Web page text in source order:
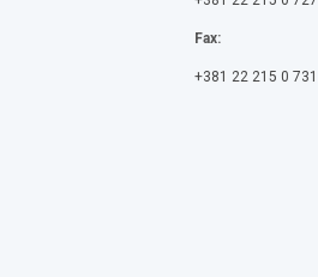
Fax:
+381 22 215 0 731